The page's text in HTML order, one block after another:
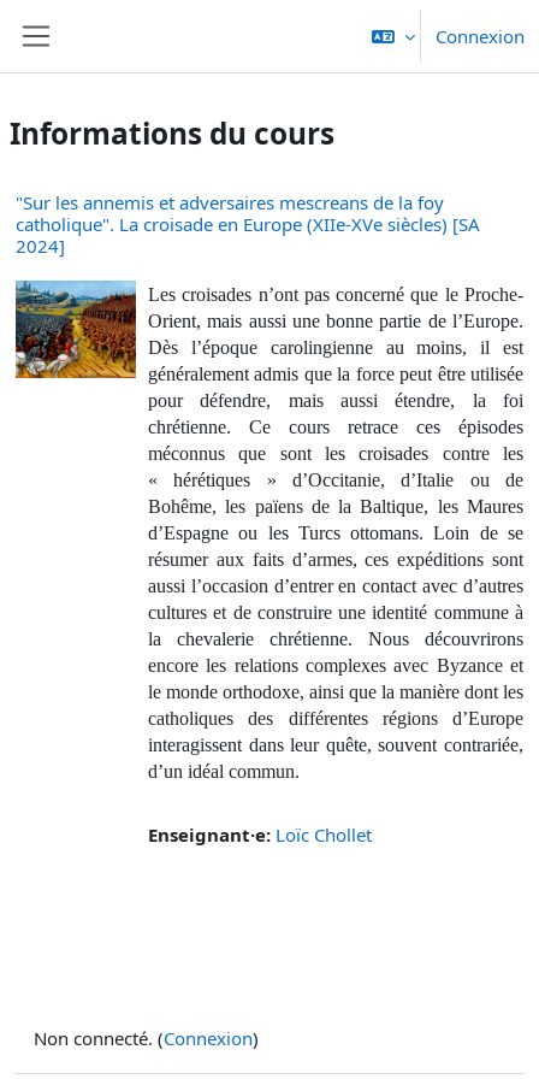
Connexion
Informations du cours
"Sur les annemis et adversaires mescreans de la foy
catholique". La croisade en Europe (XIIe-XVe siècles) [SA
2024]
Les croisades n’ont pas concerné que le Proche-
Orient, mais aussi une bonne partie de l’Europe.
Dès l’époque carolingienne au moins, il est
généralement admis que la force peut être utilisée
pour défendre, mais aussi étendre, la foi
chrétienne. Ce cours retrace ces épisodes
méconnus que sont les croisades contre les
« hérétiques » d’Occitanie, d’Italie ou de
Bohême, les païens de la Baltique, les Maures
d’Espagne ou les Turcs ottomans. Loin de se
résumer aux faits d’armes, ces expéditions sont
aussi l’occasion d’entrer en contact avec d’autres
cultures et de construire une identité commune à
la chevalerie chrétienne. Nous découvrirons
encore les relations complexes avec Byzance et
le monde orthodoxe, ainsi que la manière dont les
catholiques des différentes régions d’Europe
interagissent dans leur quête, souvent contrariée,
d’un idéal commun.
Enseignant·e: Loïc Chollet
Non connecté. (Connexion)